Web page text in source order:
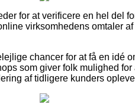
for at verificere en hel del
virksomhedens omtaler
chancer for at få en idé
som giver folk mulighed
af tidligere kunders